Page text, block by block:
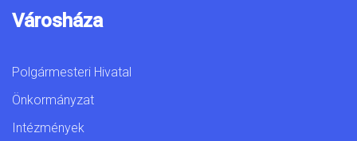
Városháza
Polgármesteri Hivatal
Önkormányzat
Intézmények